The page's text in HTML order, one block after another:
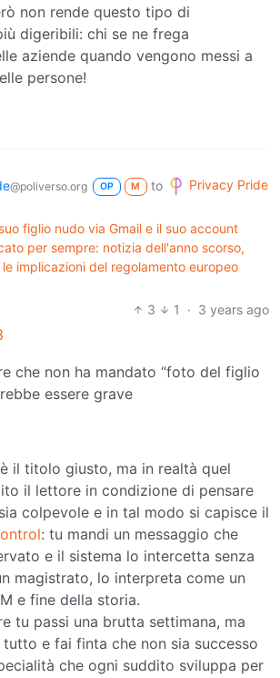
non rende questo tipo di
digeribili: chi se ne frega
aziende quando vengono messi a
persone!
@poliverso.org OP M to
Privacy Pride
figlio nudo via Gmail e il suo account
per sempre: notizia dell'anno scorso,
implicazioni del regolamento europeo
3
1 · 3 years ago
che non ha mandato “foto del figlio
essere grave
il titolo giusto, ma in realtà quel
il lettore in condizione di pensare
colpevole e in tal modo si capisce il
: tu mandi un messaggio che
e il sistema lo intercetta senza
magistrato, lo interpreta come un
e fine della storia.
tu passi una brutta settimana, ma
e fai finta che non sia successo
che ogni suddito sviluppa per